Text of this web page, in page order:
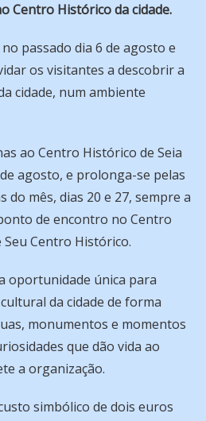
Centro Histórico da cidade.
passado dia 6 de agosto e
os visitantes a descobrir a
cidade, num ambiente
ao Centro Histórico de Seia
agosto, e prolonga-se pelas
mês, dias 20 e 27, sempre a
de encontro no Centro
Centro Histórico.
oportunidade única para
da cidade de forma
monumentos e momentos
que dão vida ao
a organização.
simbólico de dois euros